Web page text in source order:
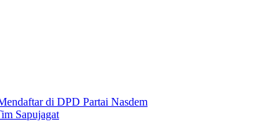
di DPD Partai Nasdem
Sapujagat